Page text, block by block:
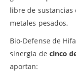
libre de sustancias
metales pesados.
Bio-Defense de
sinergia de cinco
aportan: